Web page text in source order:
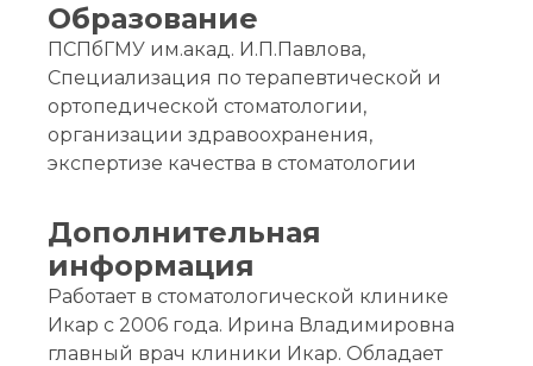
Образование
ПСПбГМУ им.акад. И.П.Павлова,
Специализация по терапевтической и
ортопедической стоматологии,
организации здравоохранения,
экспертизе качества в стоматологии
Дополнительная
информация
Работает в стоматологической клинике
Икар с 2006 года. Ирина Владимировна
главный врач клиники Икар. Обладает